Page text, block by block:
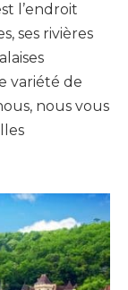
l’endroit
ses rivières
variété de
nous vous